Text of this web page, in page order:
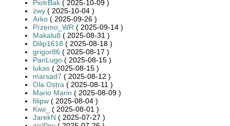
PiotrBak ( 2025-10-09 )
zwy ( 2025-10-04 )
Arko ( 2025-09-26 )
Przemo_WR ( 2025-09-14 )
Makalu8 ( 2025-08-31 )
Dilip1618 ( 2025-08-18 )
grigor86 ( 2025-08-17 )
PanLugo ( 2025-08-15 )
lukas ( 2025-08-15 )
marsad7 ( 2025-08-12 )
Ola Ostra ( 2025-08-11 )
Mario Marin ( 2025-08-09 )
filipw ( 2025-08-04 )
Kiwi_
( 2025-08-01 )
JarekN ( 2025-07-27 )